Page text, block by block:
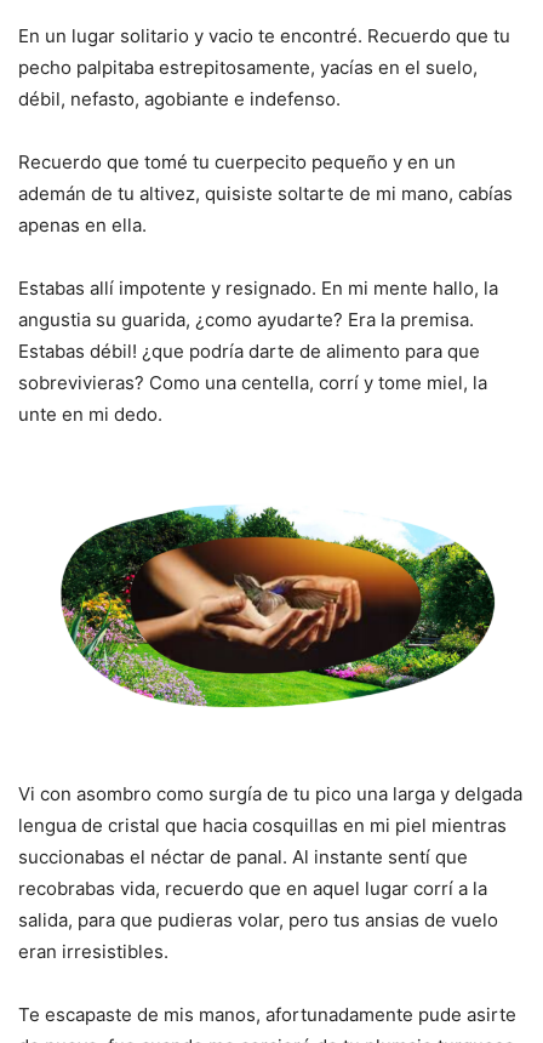
En un lugar solitario y vacio te encontré. Recuerdo que tu
pecho palpitaba estrepitosamente, yacías en el suelo,
débil, nefasto, agobiante e indefenso.
Recuerdo que tomé tu cuerpecito pequeño y en un
ademán de tu altivez, quisiste soltarte de mi mano, cabías
apenas en ella.
Estabas allí impotente y resignado. En mi mente hallo, la
angustia su guarida, ¿como ayudarte? Era la premisa.
Estabas débil! ¿que podría darte de alimento para que
sobrevivieras? Como una centella, corrí y tome miel, la
unte en mi dedo.
Vi con asombro como surgía de tu pico una larga y delgada
lengua de cristal que hacia cosquillas en mi piel mientras
succionabas el néctar de panal. Al instante sentí que
recobrabas vida, recuerdo que en aquel lugar corrí a la
salida, para que pudieras volar, pero tus ansias de vuelo
eran irresistibles.
Te escapaste de mis manos, afortunadamente pude asirte